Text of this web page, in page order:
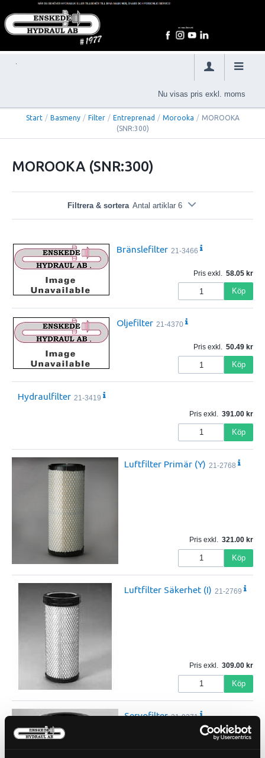
Nu visas pris exkl. moms
Start / Basmeny / Filter / Entreprenad / Morooka / MOROOKA
(SNR:300)
MOROOKA (SNR:300)
Filtrera & sortera Antal artiklar 6
Bränslefilter 21-3466
Pris exkl. 58.05
Köp
Oljefilter 21-4370
Pris exkl. 50.49
Köp
Hydraulfilter 21-3419
Pris exkl. 391.00
Köp
Luftfilter Primär (Y) 21-2768
Pris exkl. 321.00
Köp
Luftfilter Säkerhet (I) 21-2769
Pris exkl. 309.00
Köp
Servofilter 21-9371